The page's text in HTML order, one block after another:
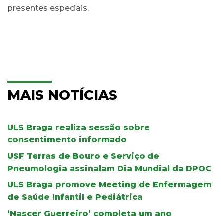
presentes especiais.
MAIS NOTÍCIAS
ULS Braga realiza sessão sobre
consentimento informado
USF Terras de Bouro e Serviço de
Pneumologia assinalam Dia Mundial da DPOC
ULS Braga promove Meeting de Enfermagem
de Saúde Infantil e Pediátrica
‘Nascer Guerreiro’ completa um ano